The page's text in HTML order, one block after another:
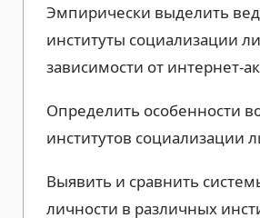
Эмпирически выделить
институты социализации
зависимости от интернет-
Определить особенности
институтов социализации
Выявить и сравнить
личности в различных